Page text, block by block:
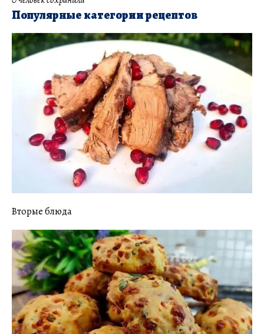
Популярные категории рецептов
Вторые блюда